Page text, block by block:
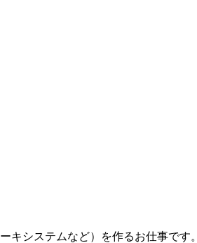
キシステムなど）を作るお仕事です。